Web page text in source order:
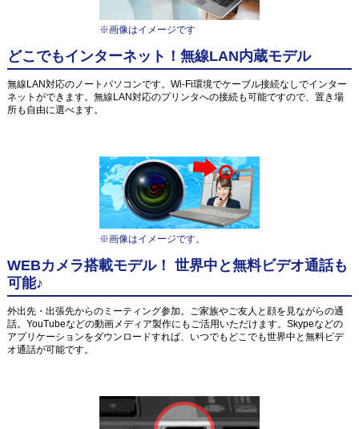
※画像はイメージです
どこでもインターネット！無線LAN内蔵モデル
無線LAN対応のノートパソコンです。Wi-Fi環境でケーブル接続なしでインター
ネットができます。無線LAN対応のプリンタへの接続も可能ですので、置き場
所も自由に選べます。
※画像はイメージです。
WEBカメラ搭載モデル！ 世界中と無料ビデオ通話も
可能♪
外出先・出張先からのミーティング参加。ご家族やご友人と顔を見ながらの通
話。YouTubeなどの動画メディア製作にもご活用いただけます。Skypeなどの
アプリケーションをダウンロードすれば、いつでもどこでも世界中と無料ビデ
オ通話が可能です。